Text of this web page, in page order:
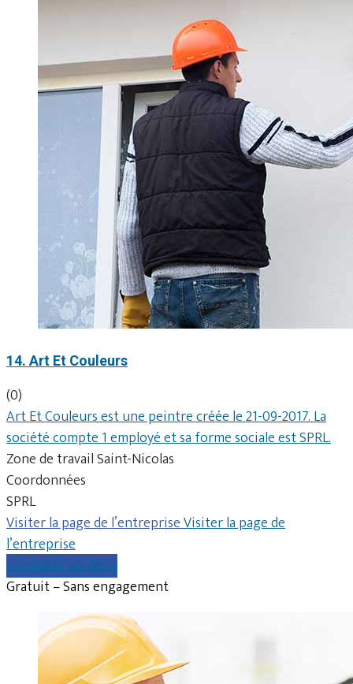
14. Art Et Couleurs
(0)
Art Et Couleurs est une peintre créée le 21-09-2017. La
société compte 1 employé et sa forme sociale est SPRL.
Zone de travail Saint-Nicolas
Coordonnées
SPRL
Visiter la page de l’entrepriseVisiter la page de
l’entreprise
Comparer les devis
Gratuit – Sans engagement